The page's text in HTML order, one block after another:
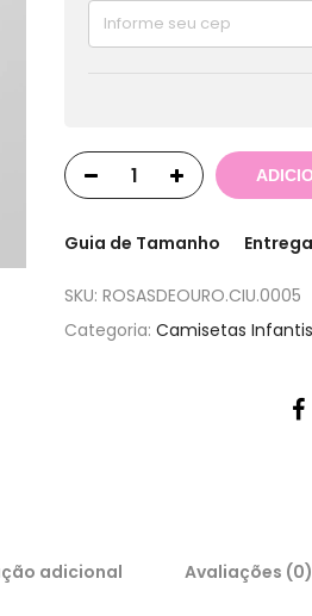
Guia de Tamanho
SKU: ROSASDEOURO.CIU.0005
Categoria: Camisetas Infantis
adicional Avaliações (0)